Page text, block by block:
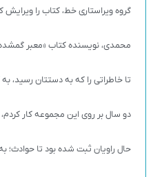
گروه ویراستاری خط، کتاب را ویرایش
محمدی، نویسنده کتاب «معبر
تا خاطراتی را که به دستتان رسید،
دو سال بر روی این مجموعه کار
حال راویان ثبت شده بود تا حوادث؛